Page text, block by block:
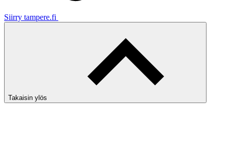
Siirry tampere.fi
Takaisin ylös